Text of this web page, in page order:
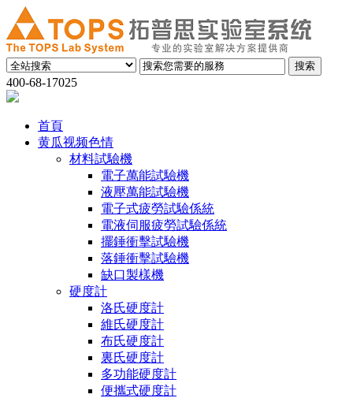
400-68-17025
首頁
黄瓜视频色情
材料試驗機
電子萬能試驗機
液壓萬能試驗機
電子式疲勞試驗係統
電液伺服疲勞試驗係統
擺錘衝擊試驗機
落錘衝擊試驗機
缺口製樣機
硬度計
洛氏硬度計
維氏硬度計
布氏硬度計
裏氏硬度計
多功能硬度計
便攜式硬度計